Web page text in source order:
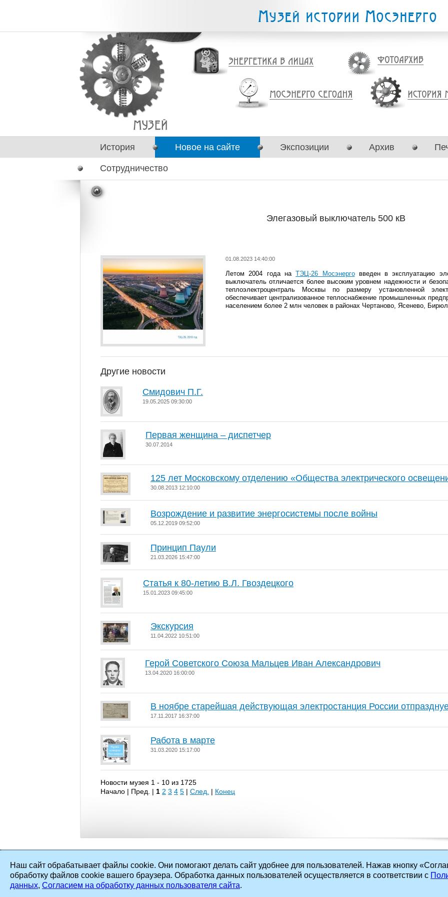
История Новое на сайте Экспозиции Архив
Сотрудничество
Элегазовый выключатель 500 кВ
01.08.2023 14:40:00
Летом 2004 года наТЭЦ-26 Мосэнерговведен в эксплуатацию
выключатель отличается более высоким уровнем надежности и
теплоэлектроцентраль Москвы по размеру установленной
обеспечивает централизованное теплоснабжение промышленных
населением более 2 млн человек в районах Чертаново, Ясенево,
Другие новости
Смидович П.Г.
19.05.2025 09:30:00
Первая женщина – диспетчер
30.07.2014
125 лет Московскому отделению «Общества электрического
30.08.2013 12:10:00
Возрождение и развитие энергосистемы после войны
05.12.2019 09:52:00
Принцип Паули
21.03.2026 15:47:00
Статья к 80-летию В.Л. Гвоздецкого
15.01.2023 09:45:00
Экскурсия
11.04.2022 10:51:00
Герой Советского Союза Мальцев Иван Александрович
13.04.2020 16:00:00
В ноябре старейшая действующая электростанция России
17.11.2017 16:37:00
Работа в марте
31.03.2020 15:17:00
Новости музея 1 - 10 из 1725
Начало | Пред. | 1 2 3 4 5 | След. | Конец
2002 - 2026 ©ПАО «Мосэнерго». Все права защищены.
Наш сайт обрабатывает файлы cookie. Они помогают делать сайт удобнее для пользователей. Нажав кнопку
обработку файлов cookie вашего браузера. Обработка данных пользователей осуществляется в соответствии с
данных, Согласием на обработку данных пользователя сайта.